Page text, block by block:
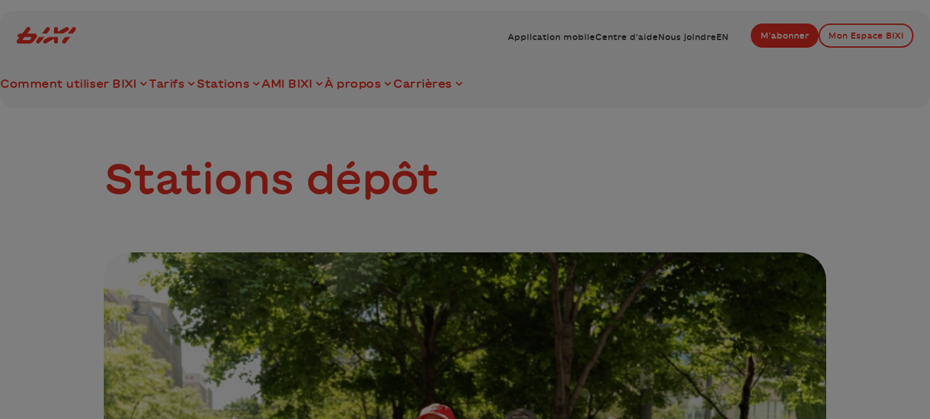
Logo Bixi Montréal Application mobileCentre d'aideNous joindreEN M'abonner Mon Espace BIXI
Comment utiliser BIXI Tarifs Stations AMI BIXI À propos Carrières
Stations dépôt